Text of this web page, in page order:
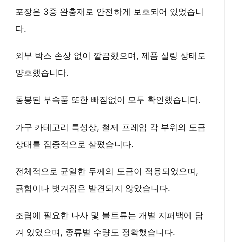
포장은 3중 완충재로 안전하게 보호되어 있었습니
다.
외부 박스 손상 없이 깔끔했으며, 제품 실링 상태도
양호했습니다.
동봉된 부속품 또한 빠짐없이 모두 확인했습니다.
가구 카테고리 특성상, 철제 프레임 각 부위의 도금
상태를 집중적으로 살폈습니다.
전체적으로 균일한 두께의 도금이 적용되었으며,
긁힘이나 벗겨짐은 발견되지 않았습니다.
조립에 필요한 나사 및 볼트류는 개별 지퍼백에 담
겨 있었으며, 종류별 수량도 정확했습니다.